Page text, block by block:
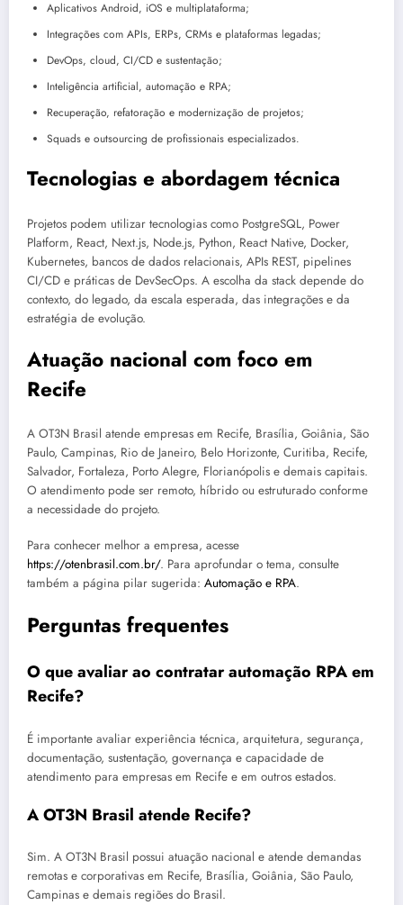
Aplicativos Android, iOS e multiplataforma;
Integrações com APIs, ERPs, CRMs e plataformas legadas;
DevOps, cloud, CI/CD e sustentação;
Inteligência artificial, automação e RPA;
Recuperação, refatoração e modernização de projetos;
Squads e outsourcing de profissionais especializados.
Tecnologias e abordagem técnica
Projetos podem utilizar tecnologias como PostgreSQL, Power
Platform, React, Next.js, Node.js, Python, React Native, Docker,
Kubernetes, bancos de dados relacionais, APIs REST, pipelines
CI/CD e práticas de DevSecOps. A escolha da stack depende do
contexto, do legado, da escala esperada, das integrações e da
estratégia de evolução.
Atuação nacional com foco em
Recife
A OT3N Brasil atende empresas em Recife, Brasília, Goiânia, São
Paulo, Campinas, Rio de Janeiro, Belo Horizonte, Curitiba, Recife,
Salvador, Fortaleza, Porto Alegre, Florianópolis e demais capitais.
O atendimento pode ser remoto, híbrido ou estruturado conforme
a necessidade do projeto.
Para conhecer melhor a empresa, acesse
https://otenbrasil.com.br/. Para aprofundar o tema, consulte
também a página pilar sugerida: Automação e RPA.
Perguntas frequentes
O que avaliar ao contratar automação RPA em
Recife?
É importante avaliar experiência técnica, arquitetura, segurança,
documentação, sustentação, governança e capacidade de
atendimento para empresas em Recife e em outros estados.
A OT3N Brasil atende Recife?
Sim. A OT3N Brasil possui atuação nacional e atende demandas
remotas e corporativas em Recife, Brasília, Goiânia, São Paulo,
Campinas e demais regiões do Brasil.